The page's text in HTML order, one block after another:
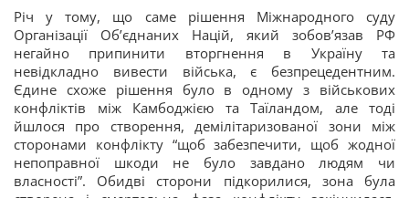
Річ у тому, що саме рішення Міжнародного суду
Організації Об’єднаних Націй, який зобов’язав РФ
негайно припинити вторгнення в Україну та
невідкладно вивести війська, є безпрецедентним.
Єдине схоже рішення було в одному з військових
конфліктів між Камбоджією та Таїландом, але тоді
йшлося про створення, демілітаризованої зони між
сторонами конфлікту “щоб забезпечити, щоб жодної
непоправної шкоди не було завдано людям чи
власності”. Обидві сторони підкорилися, зона була